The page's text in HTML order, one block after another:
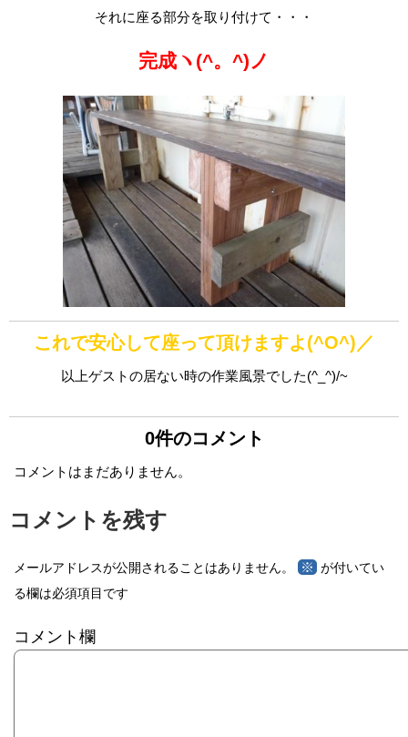
それに座る部分を取り付けて・・・
完成ヽ(^。^)ノ
これで安心して座って頂けますよ(^O^)／
以上ゲストの居ない時の作業風景でした(^_^)/~
0件のコメント
コメントはまだありません。
コメントを残す
メールアドレスが公開されることはありません。 ※ が付いてい
る欄は必須項目です
コメント欄